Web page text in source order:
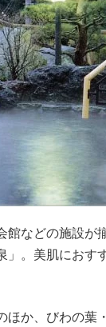
館などの施設が
。美肌におす
か、びわの葉